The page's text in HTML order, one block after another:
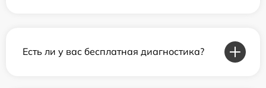
Есть ли у вас бесплатная диагностика?